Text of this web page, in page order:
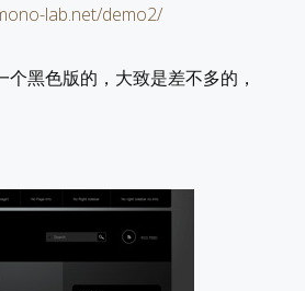
lab.net/demo2/
黑色版的，大致是差不多的，